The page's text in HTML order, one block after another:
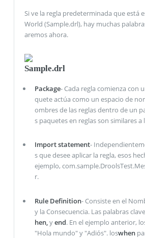
Si ve la regla predeterminada que está
World (Sample.drl), hay muchas
aremos ahora.
Sample.drl
Package- Cada regla comienza con
quete actúa como un espacio de
ombres de las reglas dentro de un
s paquetes en reglas son similares a
Import statement-
s que desee aplicar la regla, esos
ejemplo,
r.
Rule Definition- Consiste en el
y la Consecuencia. Las palabras
hen,yend. En el ejemplo anterior,
"Hola mundo" y "Adiós". loswhen